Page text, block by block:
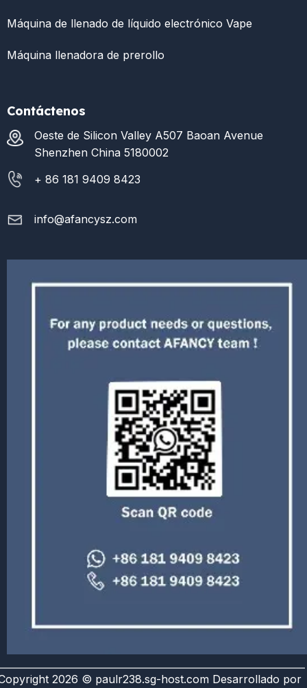
Máquina de llenado de líquido electrónico Vape
Máquina llenadora de prerollo
Contáctenos
Oeste de Silicon Valley A507 Baoan Avenue
Shenzhen China 5180002
+ 86 181 9409 8423
info@afancysz.com
2026 © paulr238.sg-host.com Desarrollado por